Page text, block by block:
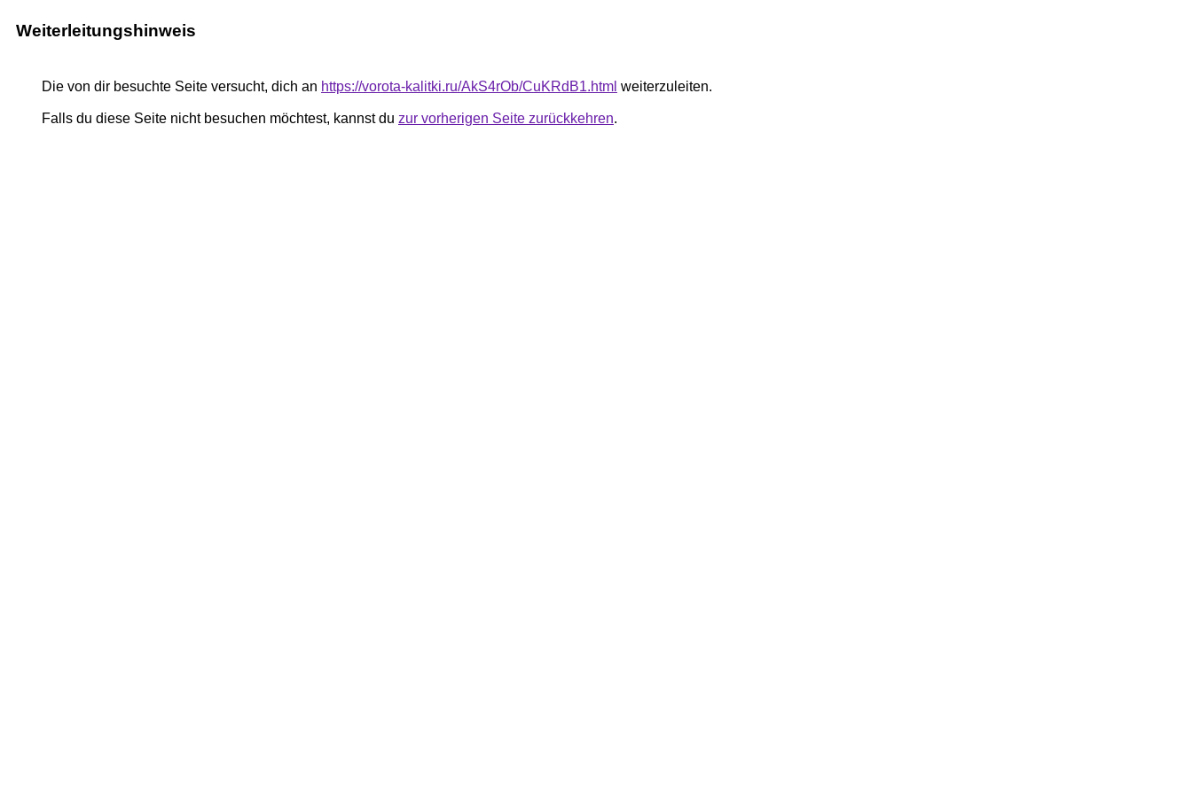
Weiterleitungshinweis
Die von dir besuchte Seite versucht, dich an https://vorota-kalitki.ru/AkS4rOb/CuKRdB1.html weiterzuleiten.
Falls du diese Seite nicht besuchen möchtest, kannst du zur vorherigen Seite zurückkehren.